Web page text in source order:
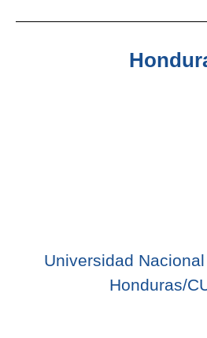
Universidad
Honduras/